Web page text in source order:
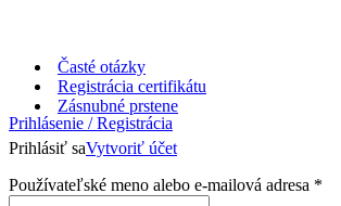
Časté otázky
Registrácia certifikátu
Prihlásenie / Registrácia
Prihlásiť saVytvoriť účet
Používateľské meno alebo e-mailová adresa *
Zásnubné prstene